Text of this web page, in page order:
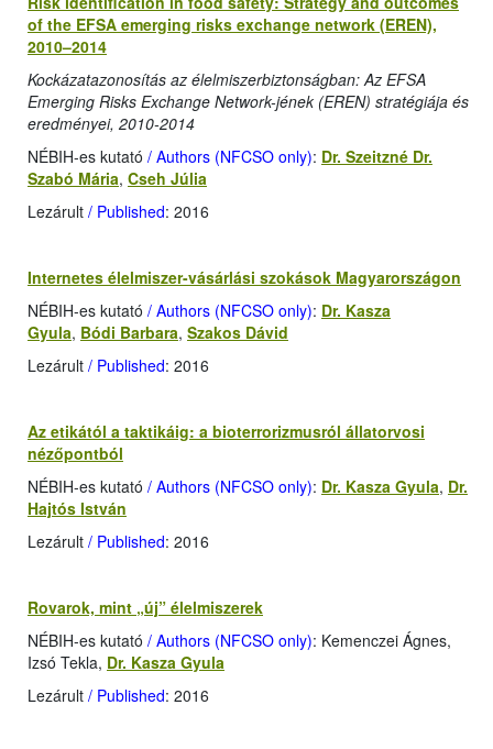
of the EFSA emerging risks exchange network (EREN),
2010–2014
Kockázatazonosítás az élelmiszerbiztonságban: Az EFSA
Emerging Risks Exchange Network-jének (EREN) stratégiája és
eredményei, 2010-2014
NÉBIH-es kutató / Authors (NFCSO only): Dr. Szeitzné Dr.
Szabó Mária, Cseh Júlia
Lezárult / Published: 2016
Internetes élelmiszer-vásárlási szokások Magyarországon
NÉBIH-es kutató / Authors (NFCSO only): Dr. Kasza
Gyula, Bódi Barbara, Szakos Dávid
Lezárult / Published: 2016
Az etikától a taktikáig: a bioterrorizmusról állatorvosi
nézőpontból
NÉBIH-es kutató / Authors (NFCSO only): Dr. Kasza Gyula, Dr.
Hajtós István
Lezárult / Published: 2016
Rovarok, mint „új” élelmiszerek
NÉBIH-es kutató / Authors (NFCSO only): Kemenczei Ágnes,
Izsó Tekla, Dr. Kasza Gyula
Lezárult / Published: 2016